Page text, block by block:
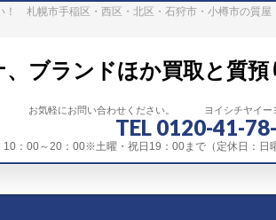
札幌市手稲区・西区・北区・石狩市・小樽市の質屋
ブランドほか買取と質預
お気軽にお問い合わせください。 ヨイシチヤイ
TEL 0120-41-
10：00～20：00※土曜・祝日19：00まで（定休日：日